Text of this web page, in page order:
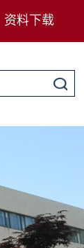
资料下载